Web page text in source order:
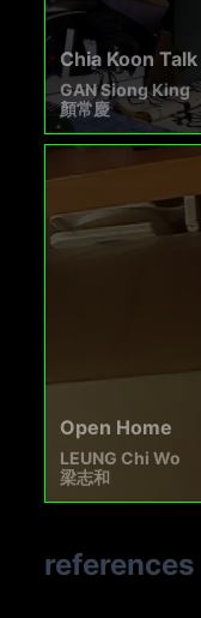
Chia Koon
GAN Siong King
顏常慶
Open Home
LEUNG Chi Wo
梁志和
references